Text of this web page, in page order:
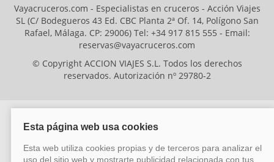
Vayacruceros.com - Especialistas en cruceros - Acción Viajes
SL (C/ Bodegueros 43 Ed. CBC Planta 2ª Of. 14, Polígono San
Rafael, Málaga. CP: 29006) Tel: +34 917 815 555 - Email:
reservas@vayacruceros.com
© Copyright ACCION VIAJES S.L. Todos los derechos
reservados. Autorización nº 29780-2